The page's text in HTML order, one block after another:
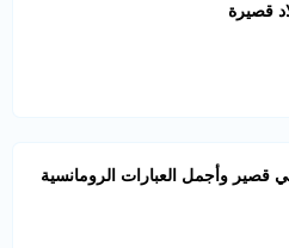
قصيرة
قصير وأجمل العبارات الرومانسية